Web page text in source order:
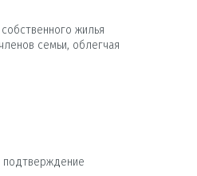
жилья
семьи, облегчая
подтверждение